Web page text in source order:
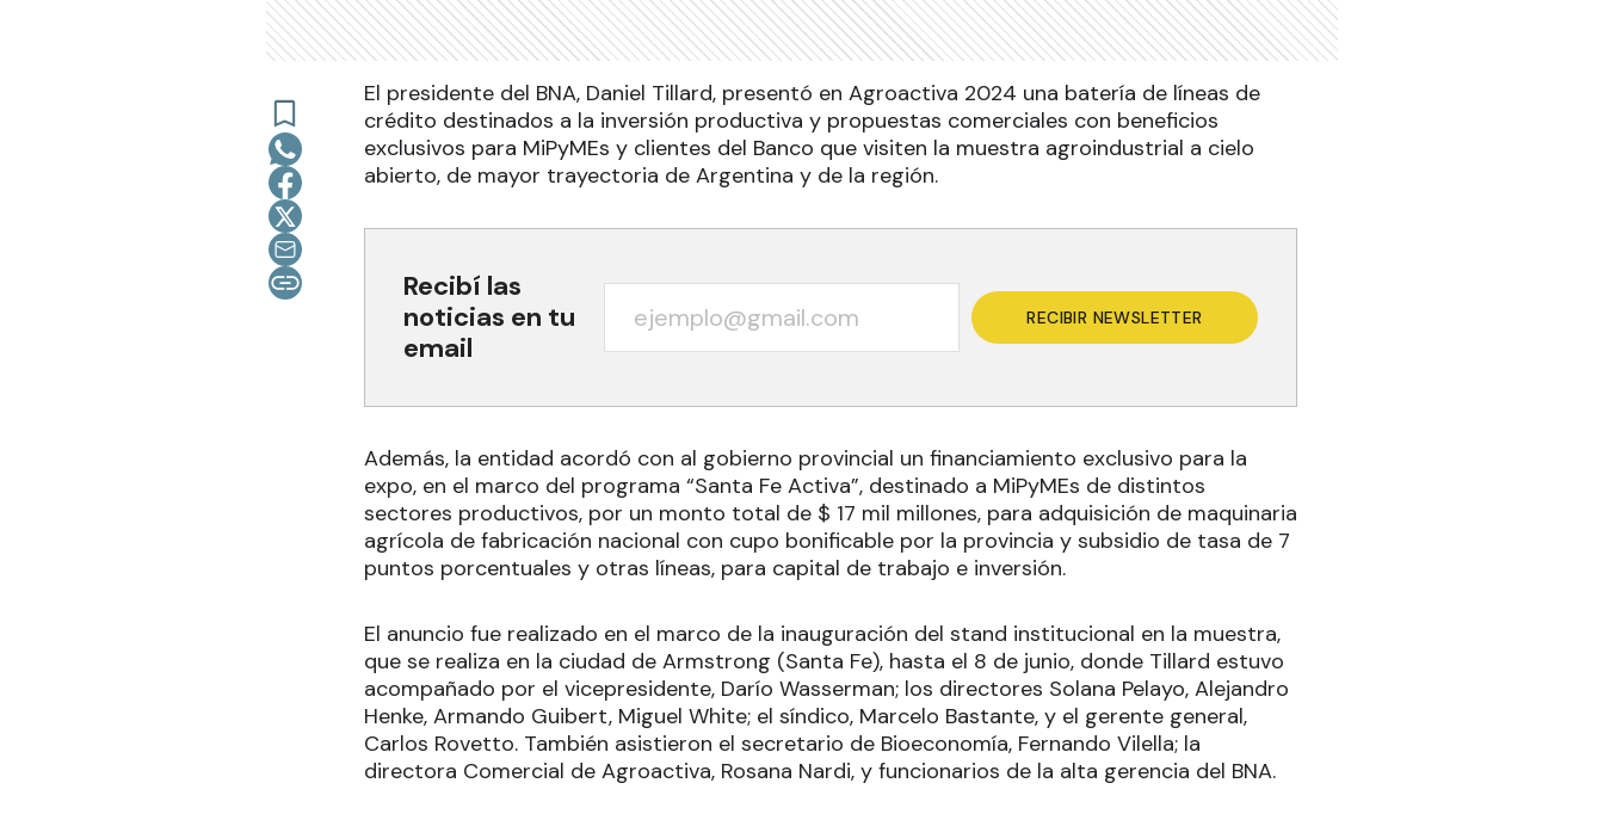
El presidente del BNA, Daniel Tillard, presentó en Agroactiva 2024 una batería de líneas de
crédito destinados a la inversión productiva y propuestas comerciales con beneficios
exclusivos para MiPyMEs y clientes del Banco que visiten la muestra agroindustrial a cielo
abierto, de mayor trayectoria de Argentina y de la región.
Recibí las
noticias en tu
email
RECIBIR NEWSLETTER
Además, la entidad acordó con al gobierno provincial un financiamiento exclusivo para la
expo, en el marco del programa “Santa Fe Activa”, destinado a MiPyMEs de distintos
sectores productivos, por un monto total de $ 17 mil millones, para adquisición de maquinaria
agrícola de fabricación nacional con cupo bonificable por la provincia y subsidio de tasa de 7
puntos porcentuales y otras líneas, para capital de trabajo e inversión.
El anuncio fue realizado en el marco de la inauguración del stand institucional en la muestra,
que se realiza en la ciudad de Armstrong (Santa Fe), hasta el 8 de junio, donde Tillard estuvo
acompañado por el vicepresidente, Darío Wasserman; los directores Solana Pelayo, Alejandro
Henke, Armando Guibert, Miguel White; el síndico, Marcelo Bastante, y el gerente general,
Carlos Rovetto. También asistieron el secretario de Bioeconomía, Fernando Vilella; la
directora Comercial de Agroactiva, Rosana Nardi, y funcionarios de la alta gerencia del BNA.